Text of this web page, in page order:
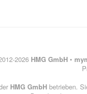
2026 HMG GmbH •
HMG GmbH betrieben.